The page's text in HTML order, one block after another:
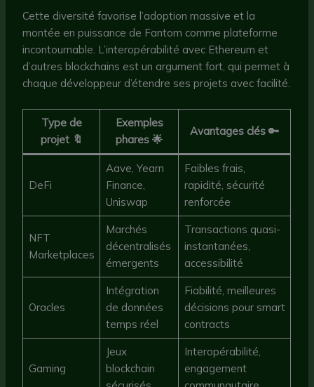
Cette diversité favorise l’adoption massive et la
montée en puissance de Fantom comme plateforme
incontournable. L’interopérabilité avec Ethereum et
d’autres blockchains est un argument fort, qui permet à
chaque développeur d’étendre ses projets avec facilité.
Type de
projet 🔖
Exemples
phares 🌟
Avantages clés 🔑
DeFi
Aave, Yearn
Finance,
Uniswap
Faibles frais,
rapidité, sécurité
renforcée
NFT
Marketplaces
Marchés
décentralisés
émergents
Transactions quasi-
instantanées,
accessibilité
Oracles
Intégration
de données
temps réel
Fiabilité, meilleures
décisions pour smart
contracts
Gaming
Jeux
blockchain
Interopérabilité,
engagement